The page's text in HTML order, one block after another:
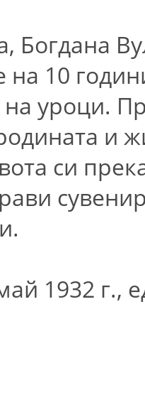
Богдана
10
уроци.
и
си
1932 г.,